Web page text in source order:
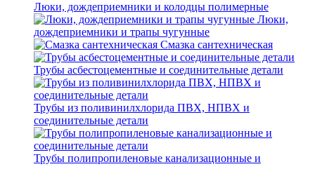
Люки, дождеприемники и колодцы полимерные
Люки,
дождеприемники и трапы чугунные
Смазка сантехническая
Трубы асбестоцементные и соединительные детали
Трубы из поливинилхлорида ПВХ, НПВХ и
соединительные детали
Трубы полипропиленовые канализационные и